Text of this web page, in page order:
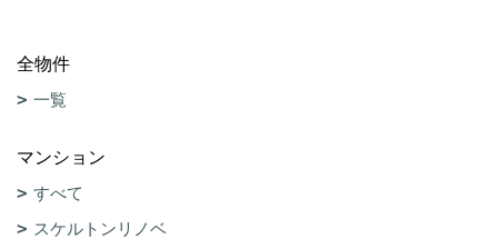
全物件
一覧
マンション
すべて
スケルトンリノベ